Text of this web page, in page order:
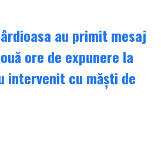
au primit mesaj
ore de expunere la
intervenit cu măști de